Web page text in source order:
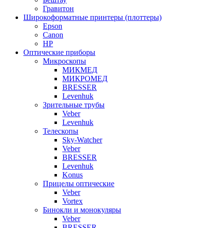
Гравитон
Широкоформатные принтеры (плоттеры)
Epson
Canon
HP
Оптические приборы
Микроскопы
МИКМЕД
МИКРОМЕД
BRESSER
Levenhuk
Зрительные трубы
Veber
Levenhuk
Телескопы
Sky-Watcher
Veber
BRESSER
Levenhuk
Konus
Прицелы оптические
Veber
Vortex
Бинокли и монокуляры
Veber